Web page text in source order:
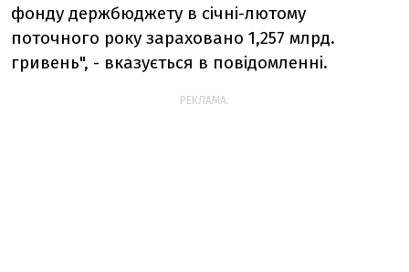
фонду держбюджету в січні-лютому
поточного року зараховано 1,257 млрд.
гривень", - вказується в повідомленні.
РЕКЛАМА: